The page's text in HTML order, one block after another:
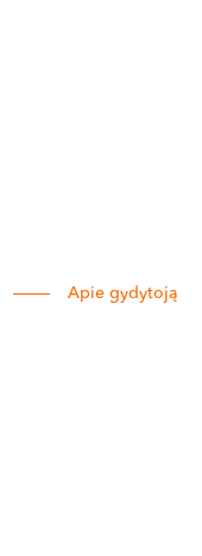
Apie gydytoją